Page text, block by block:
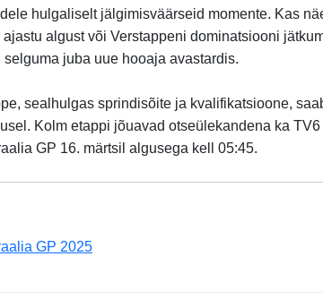
hulgaliselt jälgimisväärseid momente. Kas
algust või Verstappeni dominatsiooni
juba uue hooaja avastardis.
sealhulgas sprindisõite ja kvalifikatsioone,
Kolm etappi jõuavad otseülekandena ka
GP 16. märtsil algusega kell 05:45.
GP 2025